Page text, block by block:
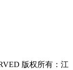
版权所有：江